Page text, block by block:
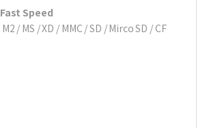
Speed
/ MS / XD / MMC / SD / Mirco SD / CF